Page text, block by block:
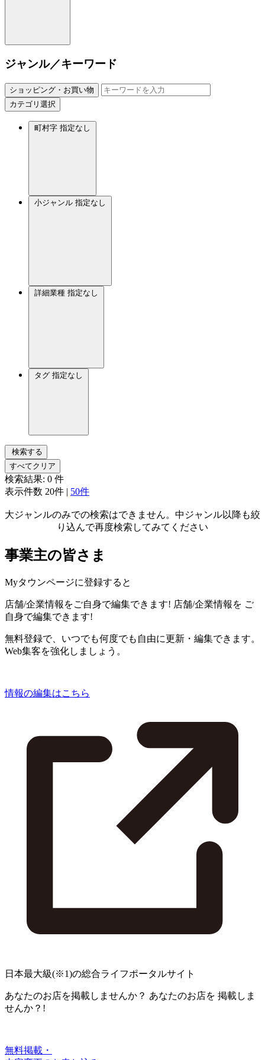
ジャンル／キーワード
ショッピング・お買い物
カテゴリ選択
町村字 指定なし
小ジャンル 指定なし
詳細業種 指定なし
タグ 指定なし
検索する
すべてクリア
検索結果: 0 件
表示件数 20件 | 50件
大ジャンルのみでの検索はできません。中ジャンル以降も絞
り込んで再度検索してみてください
事業主の皆さま
Myタウンページに登録すると
店舗/企業情報をご自身で編集できます! 店舗/企業情報を ご
自身で編集できます!
無料登録で、いつでも何度でも自由に更新・編集できます。
Web集客を強化しましょう。
情報の編集はこちら
日本最大級(※1)の総合ライフポータルサイト
あなたのお店を掲載しませんか？ あなたのお店を 掲載しま
せんか？!
無料掲載・